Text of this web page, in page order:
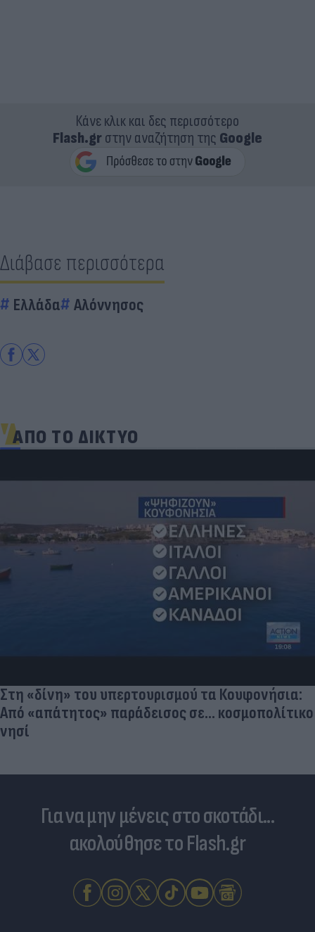
Κάνε κλικ και δες περισσότερο
Flash.grστην αναζήτηση της Google
Διάβασε περισσότερα
Ελλάδα Αλόννησος
ΑΠΟ ΤΟ ΔΙΚΤΥΟ
Στη «δίνη» του υπερτουρισμού τα Κουφονήσια:
Από «απάτητος» παράδεισος σε... κοσμοπολίτικο
νησί
Για να μην μένεις στο σκοτάδι...
ακολούθησε το Flash.gr